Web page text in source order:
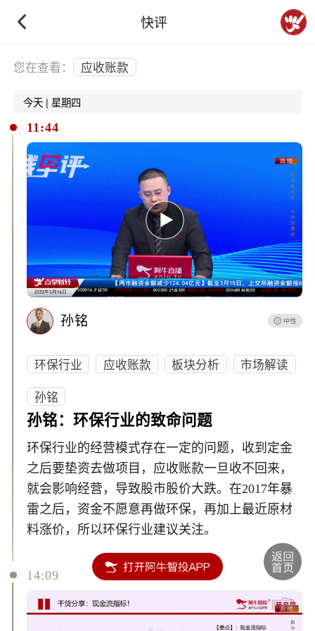
快评
下拉刷新
您在查看： 应收账款
今天 | 星期四
11:44
孙铭
环保行业 应收账款 板块分析
市场解读
孙铭
孙铭：环保行业的致命问题
环保行业的经营模式存在一定的问题，收到定金
之后要垫资去做项目，应收账款一旦收不回来，
就会影响经营，导致股市股价大跌。在2017年暴
雷之后，资金不愿意再做环保，再加上最近原材
料涨价，所以环保行业建议关注。
14:09